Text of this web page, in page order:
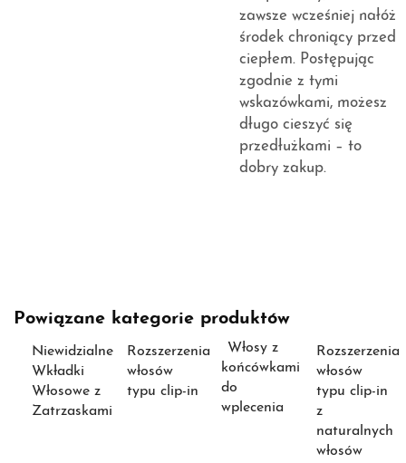
zawsze wcześniej nałóż
środek chroniący przed
ciepłem. Postępując
zgodnie z tymi
wskazówkami, możesz
długo cieszyć się
przedłużkami – to
dobry zakup.
Powiązane kategorie produktów
Niewidzialne
Wkładki
Włosowe z
Zatrzaskami
Rozszerzenia
włosów
typu clip-in
Włosy z
końcówkami
do
wplecenia
Rozszerzenia
włosów
typu clip-in
z
naturalnych
włosów